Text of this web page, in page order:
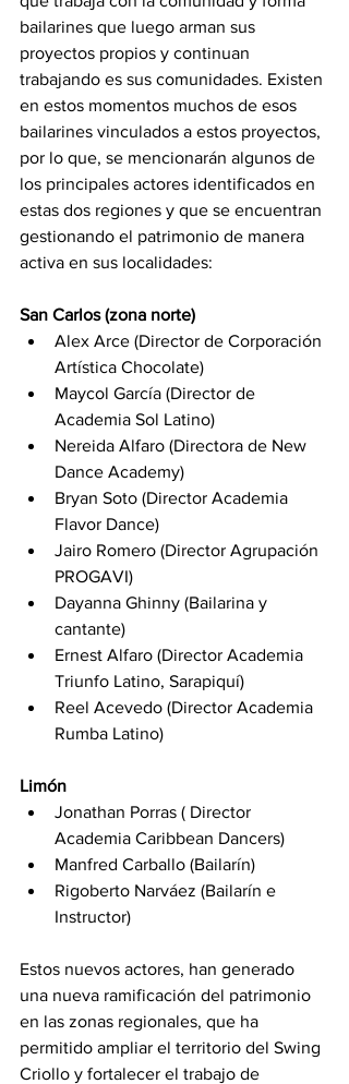
bailarines que luego arman sus
proyectos propios y continuan
trabajando es sus comunidades. Existen
en estos momentos muchos de esos
bailarines vinculados a estos proyectos,
por lo que, se mencionarán algunos de
los principales actores identificados en
estas dos regiones y que se encuentran
gestionando el patrimonio de manera
activa en sus localidades:
San Carlos (zona norte)
Alex Arce (Director de Corporación
Artística Chocolate)
Maycol García (Director de
Academia Sol Latino)
Nereida Alfaro (Directora de New
Dance Academy)
Bryan Soto (Director Academia
Flavor Dance)
Jairo Romero (Director Agrupación
PROGAVI)
Dayanna Ghinny (Bailarina y
cantante)
Ernest Alfaro (Director Academia
Triunfo Latino, Sarapiquí)
Reel Acevedo (Director Academia
Rumba Latino)
Limón
Jonathan Porras ( Director
Academia Caribbean Dancers)
Manfred Carballo (Bailarín)
Rigoberto Narváez (Bailarín e
Instructor)
Estos nuevos actores, han generado
una nueva ramificación del patrimonio
en las zonas regionales, que ha
permitido ampliar el territorio del Swing
Criollo y fortalecer el trabajo de